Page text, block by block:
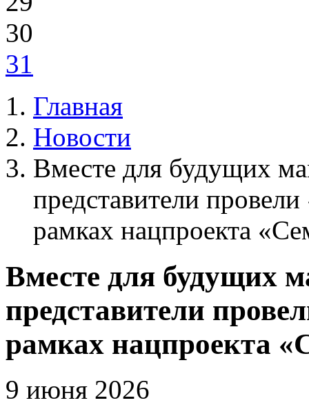
30
31
Главная
Новости
Вместе для будущих
представители
рамках нацпроекта
Вместе для будущих
представители
рамках нацпроекта
9 июня 2026